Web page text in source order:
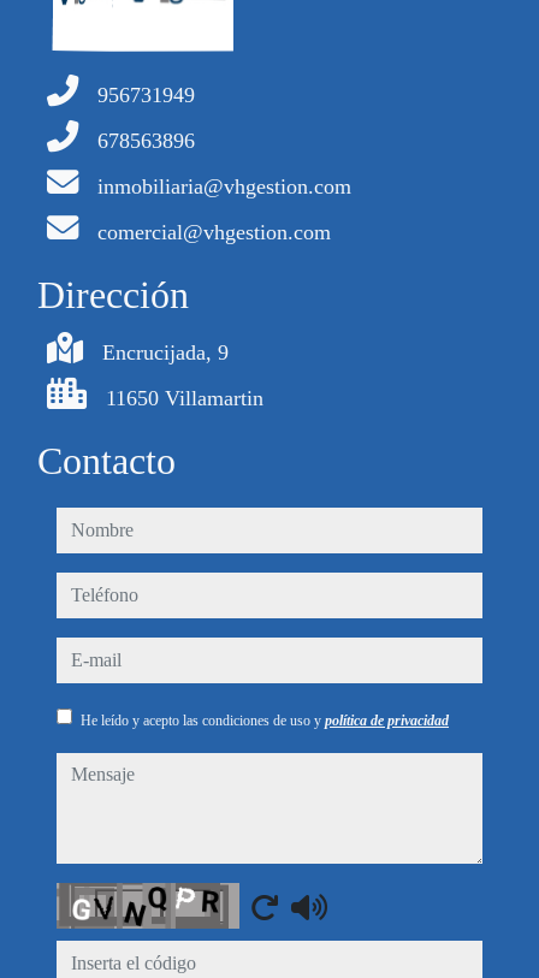
956731949
678563896
inmobiliaria@vhgestion.com
comercial@vhgestion.com
Dirección
Encrucijada, 9
11650 Villamartin
Contacto
nombre
teléfono
e-mail
He leído y acepto las condiciones de uso y política de privacidad
mensaje
Captcha